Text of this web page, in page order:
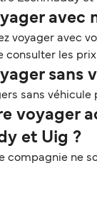
avec
voyager avec
consulter les
sans
sans
voyager
et Uig ?
compagnie ne